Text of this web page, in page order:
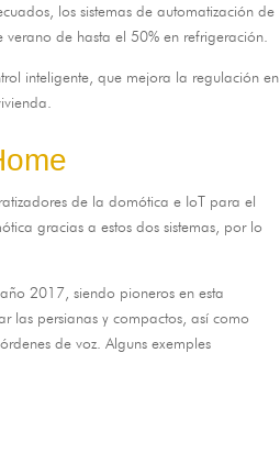
los sistemas de automatización de
verano de hasta el 50%en refrigeración
inteligente ,que mejora la regulación en
de la domótica e IoT para el
gracias a estos dos sistemas por lo
2017,siendo pioneros en esta
las persianas y compactos ,así como
de voz . Alguns exemples